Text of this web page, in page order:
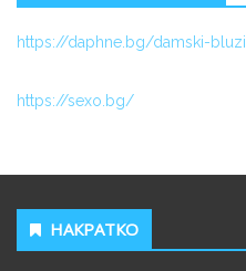
https://daphne.bg/damski-bluzi
https://sexo.bg/
НАКРАТКО